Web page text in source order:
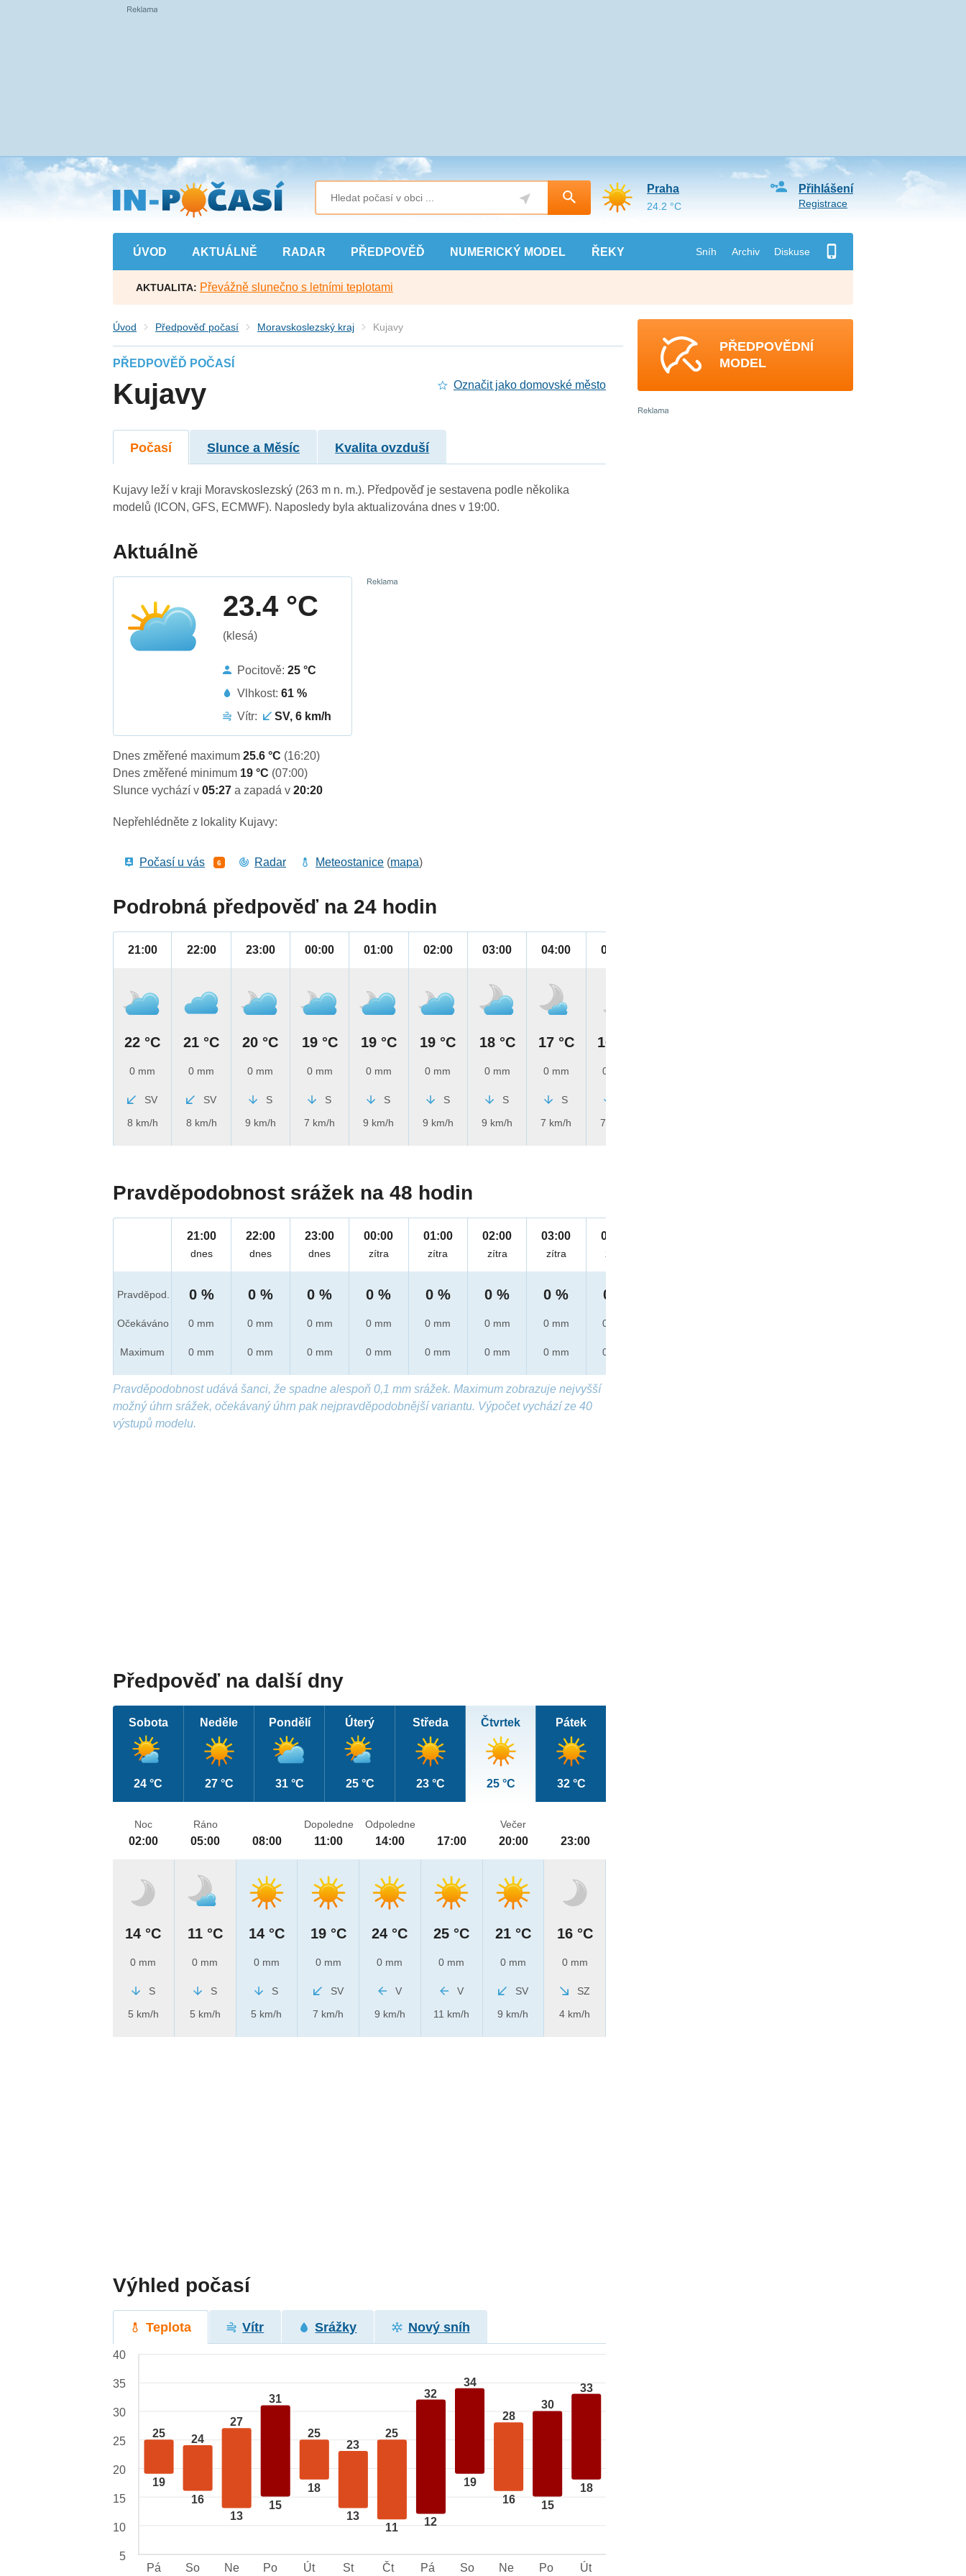
Přejít
na
hlavní
obsah
ÚVOD AKTUÁLNĚ RADAR PŘEDPOVĚĎ NUMERICKÝ MODEL ŘEKY Sníh Archiv Diskuse
Přihlášení
Registrace
Praha
24.2 °C
AKTUALITA: Převážně slunečno s letními teplotami
Úvod Předpověď počasí Moravskoslezský kraj Kujavy
PŘEDPOVĚĎ POČASÍ
Kujavy Označit jako domovské město
Počasí Slunce a Měsíc Kvalita ovzduší
Kujavy leží v kraji Moravskoslezský (263 m n. m.). Předpověď je sestavena podle několika
modelů (ICON, GFS, ECMWF). Naposledy byla aktualizována dnes v 19:00.
Aktuálně
23.4 °C
(klesá)
Pocitově:25 °C
Vlhkost:61 %
Vítr:
SV, 6 km/h
Dnes změřené maximum25.6 °C (16:20)
Dnes změřené minimum 19 °C (07:00)
Slunce vychází v05:27a zapadá v20:20
Nepřehlédněte z lokality Kujavy:
Počasí u vás 6 Radar Meteostanice (mapa)
Podrobná předpověď na 24 hodin
21:00
22 °C
0 mm
SV
8 km/h
22:00
21 °C
0 mm
SV
8 km/h
23:00
20 °C
0 mm
S
9 km/h
00:00
19 °C
0 mm
S
7 km/h
01:00
19 °C
0 mm
S
9 km/h
02:00
19 °C
0 mm
S
9 km/h
03:00
18 °C
0 mm
S
9 km/h
04:00
17 °C
0 mm
S
7 km/h
05:00
16 °C
0 mm
7 km/h
Pravděpodobnost srážek na 48 hodin
Pravděpod.
Očekáváno
Maximum
21:00
dnes
0 %
0 mm
0 mm
22:00
dnes
0 %
0 mm
0 mm
23:00
dnes
0 %
0 mm
0 mm
00:00
zítra
0 %
0 mm
0 mm
01:00
zítra
0 %
0 mm
0 mm
02:00
zítra
0 %
0 mm
0 mm
03:00
zítra
0 %
0 mm
0 mm
04:00
zítra
0 %
0 mm
0 mm
Pravděpodobnost udává šanci, že spadne alespoň 0,1 mm srážek. Maximum zobrazuje nejvyšší
možný úhrn srážek, očekávaný úhrn pak nejpravděpodobnější variantu. Výpočet vychází ze 40
výstupů modelu.
Předpověď na další dny
Sobota
24 °C
Neděle
27 °C
Pondělí
31 °C
Úterý
25 °C
Středa
23 °C
Čtvrtek
25 °C
Pátek
32 °C
Noc
02:00
14 °C
0 mm
S
5 km/h
Ráno
05:00
11 °C
0 mm
S
5 km/h
08:00
14 °C
0 mm
S
5 km/h
Dopoledne
11:00
19 °C
0 mm
SV
7 km/h
Odpoledne
14:00
24 °C
0 mm
V
9 km/h
17:00
25 °C
0 mm
V
11 km/h
Večer
20:00
21 °C
0 mm
SV
9 km/h
23:00
16 °C
0 mm
SZ
4 km/h
Výhled počasí
Teplota Vítr Srážky Nový sníh
25
19
24
16
27
13
31
15
25
18
23
13
25
11
32
12
34
19
28
16
30
15
33
18
40
35
30
25
20
15
10
5
Pá
So Ne Po Út St Čt Pá So Ne Po Út
PŘEDPOVĚDNÍ
MODEL